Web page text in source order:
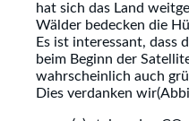
hat sich das Land
Wälder bedecken die
Es ist interessant, dass
beim Beginn der
wahrscheinlich auch
Dies verdanken